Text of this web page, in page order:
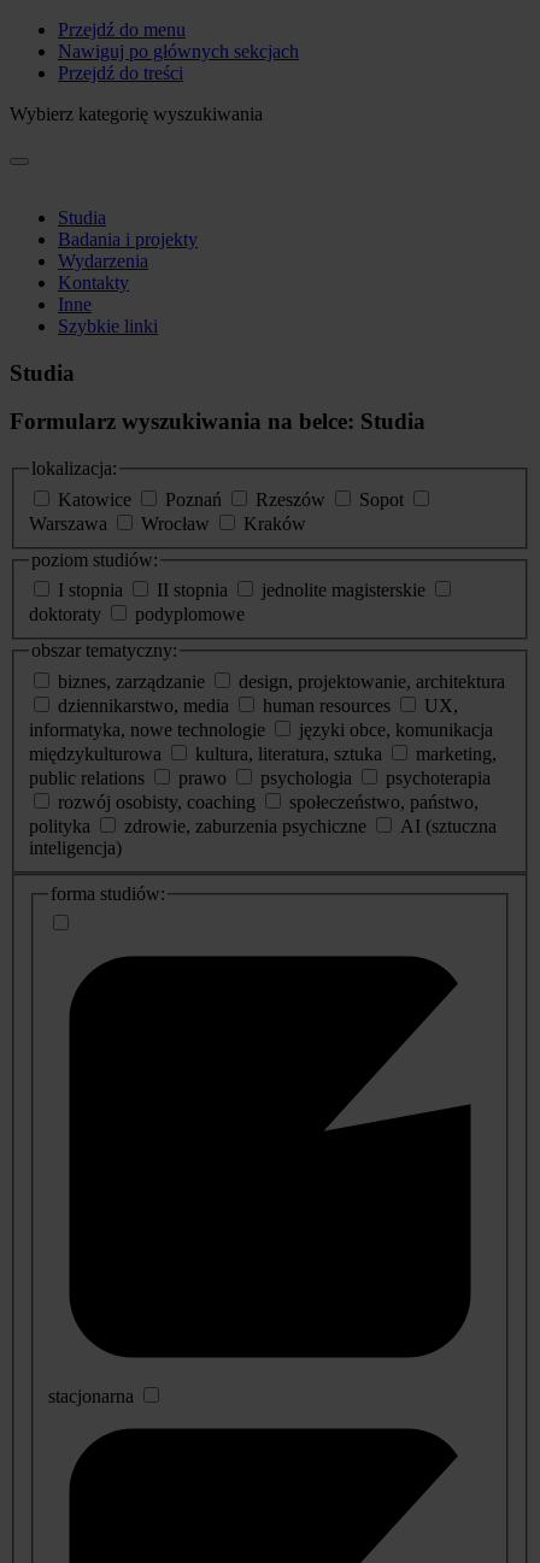
Przejdź do menu
Nawiguj po głównych sekcjach
Przejdź do treści
Wybierz kategorię wyszukiwania
Studia
Badania i projekty
Wydarzenia
Kontakty
Inne
Szybkie linki
Studia
Formularz wyszukiwania na belce: Studia
lokalizacja:
Katowice
Poznań Rzeszów
Sopot
Warszawa
Wrocław
Kraków
poziom studiów:
I stopnia
II stopnia
jednolite magisterskie
doktoraty
podyplomowe
obszar tematyczny:
biznes, zarządzanie
design, projektowanie, architektura
dziennikarstwo, media
human resources
UX,
informatyka, nowe technologie
języki obce, komunikacja
międzykulturowa
kultura, literatura, sztuka
marketing,
public relations
prawo psychologia
psychoterapia
rozwój osobisty, coaching
społeczeństwo, państwo,
polityka
zdrowie, zaburzenia psychiczne
AI (sztuczna
inteligencja)
dodatkowe
informacje
forma studiów:
stacjonarna